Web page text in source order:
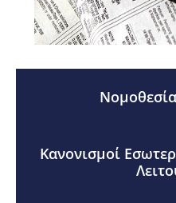
Κανονισμοί